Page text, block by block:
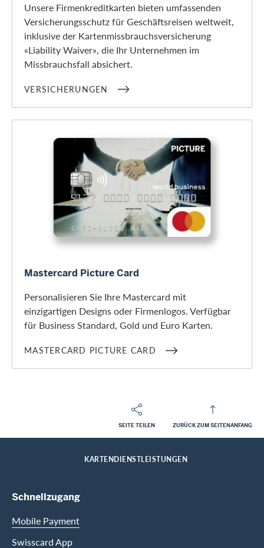
Unsere Firmenkreditkarten bieten umfassenden
Versicherungsschutz für Geschäftsreisen weltweit,
inklusive der Kartenmissbrauchsversicherung
«Liability Waiver», die Ihr Unternehmen im
Missbrauchsfall absichert.
VERSICHERUNGEN
Mastercard Picture Card
Personalisieren Sie Ihre Mastercard mit
einzigartigen Designs oder Firmenlogos. Verfügbar
für Business Standard, Gold und Euro Karten.
MASTERCARD PICTURE CARD
SEITE TEILEN ZURÜCK ZUM SEITENANFANG
Footer
KARTENDIENSTLEISTUNGEN
Footer Navigation
Schnellzugang
Mobile Payment
Swisscard App